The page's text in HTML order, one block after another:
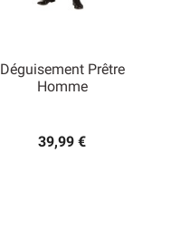
Déguisement Prêtre
Homme
39,99 €